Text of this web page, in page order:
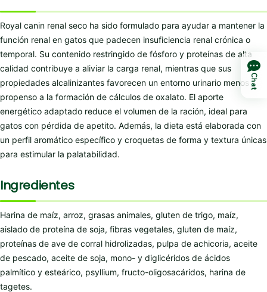
Royal canin renal seco ha sido formulado para ayudar a mantener la
función renal en gatos que padecen insuficiencia renal crónica o
temporal. Su contenido restringido de fósforo y proteínas de alta
calidad contribuye a aliviar la carga renal, mientras que sus
propiedades alcalinizantes favorecen un entorno urinario menos
propenso a la formación de cálculos de oxalato. El aporte
energético adaptado reduce el volumen de la ración, ideal para
gatos con pérdida de apetito. Además, la dieta está elaborada con
un perfil aromático específico y croquetas de forma y textura únicas
para estimular la palatabilidad.
Ingredientes
Harina de maíz, arroz, grasas animales, gluten de trigo, maíz,
aislado de proteína de soja, fibras vegetales, gluten de maíz,
proteínas de ave de corral hidrolizadas, pulpa de achicoria, aceite
de pescado, aceite de soja, mono- y diglicéridos de ácidos
palmítico y esteárico, psyllium, fructo-oligosacáridos, harina de
tagetes.
Chat